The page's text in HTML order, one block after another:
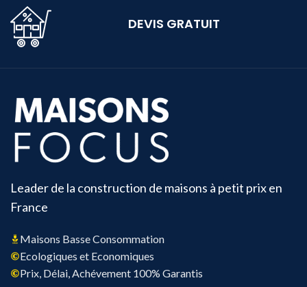
DEVIS GRATUIT
Leader de la construction de maisons à petit prix en
France
Maisons Basse Consommation
Ecologiques et Economiques
Prix, Délai, Achévement 100% Garantis